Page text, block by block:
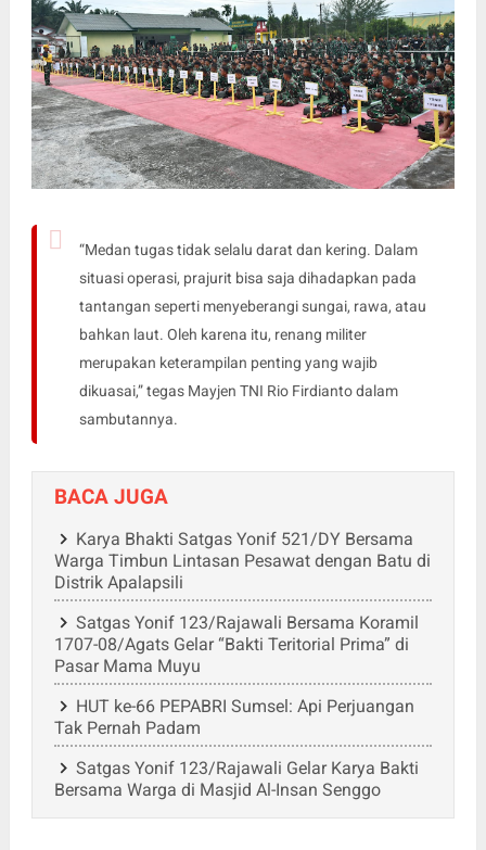
“Medan tugas tidak selalu darat dan kering. Dalam
situasi operasi, prajurit bisa saja dihadapkan pada
tantangan seperti menyeberangi sungai, rawa, atau
bahkan laut. Oleh karena itu, renang militer
merupakan keterampilan penting yang wajib
dikuasai,” tegas Mayjen TNI Rio Firdianto dalam
sambutannya.
BACA JUGA
Karya Bhakti Satgas Yonif 521/DY Bersama
Warga Timbun Lintasan Pesawat dengan Batu di
Distrik Apalapsili
Satgas Yonif 123/Rajawali Bersama Koramil
1707-08/Agats Gelar “Bakti Teritorial Prima” di
Pasar Mama Muyu
HUT ke-66 PEPABRI Sumsel: Api Perjuangan
Tak Pernah Padam
Satgas Yonif 123/Rajawali Gelar Karya Bakti
Bersama Warga di Masjid Al-Insan Senggo